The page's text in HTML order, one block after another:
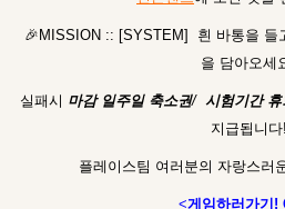
🎉MISSION :: [SYSTEM] 흰 바통을 들
을 담아오세
실패시 마감 일주일 축소권/ 시험기간
지급됩니다!
플레이스팀 여러분의 자랑스러
<게임하러가기!